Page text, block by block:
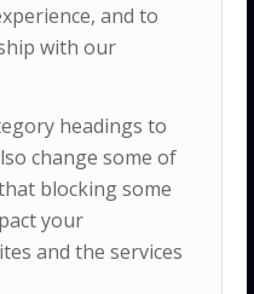
and to
with our
headings to
change some of
blocking some
your
and the services